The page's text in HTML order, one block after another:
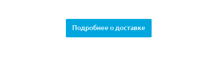
Подробнее о доставке